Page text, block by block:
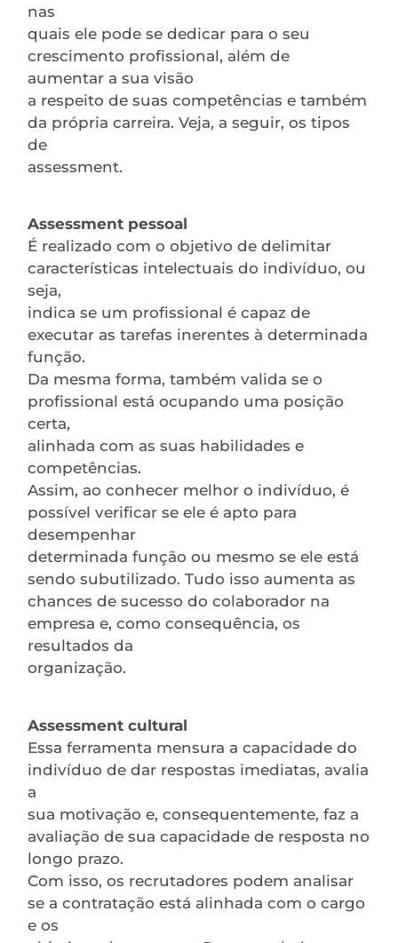
nas
quais ele pode se dedicar para o seu
crescimento profissional, além de
aumentar a sua visão
a respeito de suas competências e também
da própria carreira. Veja, a seguir, os tipos
de
assessment.
Assessment pessoal
É realizado com o objetivo de delimitar
características intelectuais do indivíduo, ou
seja,
indica se um profissional é capaz de
executar as tarefas inerentes à determinada
função.
Da mesma forma, também valida se o
profissional está ocupando uma posição
certa,
alinhada com as suas habilidades e
competências.
Assim, ao conhecer melhor o indivíduo, é
possível verificar se ele é apto para
desempenhar
determinada função ou mesmo se ele está
sendo subutilizado. Tudo isso aumenta as
chances de sucesso do colaborador na
empresa e, como consequência, os
resultados da
organização.
Assessment cultural
Essa ferramenta mensura a capacidade do
indivíduo de dar respostas imediatas, avalia
a
sua motivação e, consequentemente, faz a
avaliação de sua capacidade de resposta no
longo prazo.
Com isso, os recrutadores podem analisar
se a contratação está alinhada com o cargo
e os